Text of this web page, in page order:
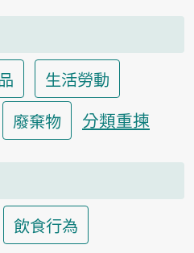
生活勞動
廢棄物 分類重揀
飲食行為